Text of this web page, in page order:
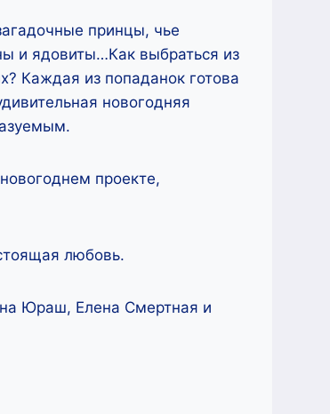
принцы, чье
и ядовиты…Как выбраться из
Каждая из попаданок готова
новогодняя
проекте,
любовь.
Юраш, Елена Смертная и